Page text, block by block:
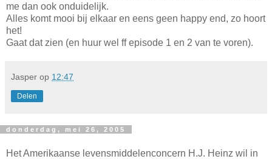
me dan ook onduidelijk.
Alles komt mooi bij elkaar en eens geen happy end, zo hoort
het!
Gaat dat zien (en huur wel ff episode 1 en 2 van te voren).
Jasper op 12:47
Delen
donderdag, mei 26, 2005
Het Amerikaanse levensmiddelenconcern H.J. Heinz wil in